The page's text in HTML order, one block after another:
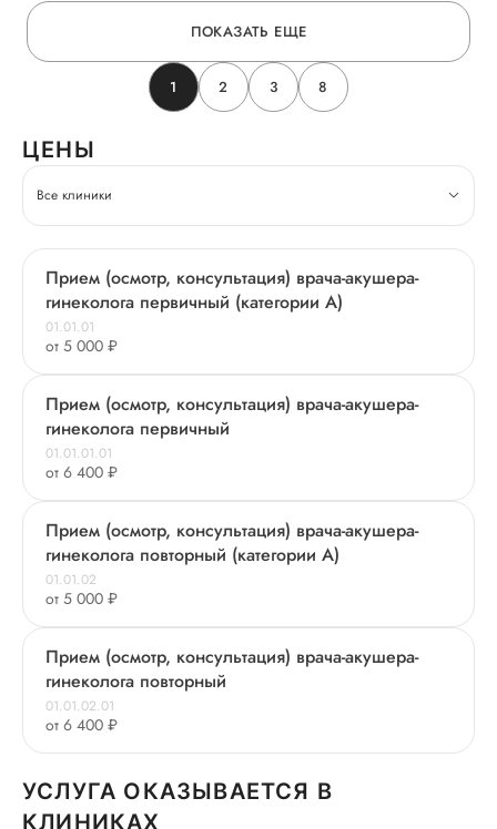
ПОКАЗАТЬ ЕЩЕ
1 2 3 8
ЦЕНЫ
Все клиники
Прием (осмотр, консультация) врача-акушера-
гинеколога первичный (категории А)
01.01.01
от 5 000 ₽
Прием (осмотр, консультация) врача-акушера-
гинеколога первичный
01.01.01.01
от 6 400 ₽
Прием (осмотр, консультация) врача-акушера-
гинеколога повторный (категории А)
01.01.02
от 5 000 ₽
Прием (осмотр, консультация) врача-акушера-
гинеколога повторный
01.01.02.01
от 6 400 ₽
УСЛУГА ОКАЗЫВАЕТСЯ В
КЛИНИКАХ